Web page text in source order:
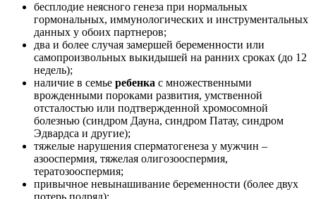
бесплодие неясного генеза при нормальных
гормональных, иммунологических и инструментальных
данных у обоих партнеров;
два и более случая замершей беременности или
самопроизвольных выкидышей на ранних сроках (до 12
недель);
наличие в семье ребенка с множественными
врожденными пороками развития, умственной
отсталостью или подтвержденной хромосомной
болезнью (синдром Дауна, синдром Патау, синдром
Эдвардса и другие);
тяжелые нарушения сперматогенеза у мужчин –
азооспермия, тяжелая олигозооспермия,
тератозооспермия;
привычное невынашивание беременности (более двух